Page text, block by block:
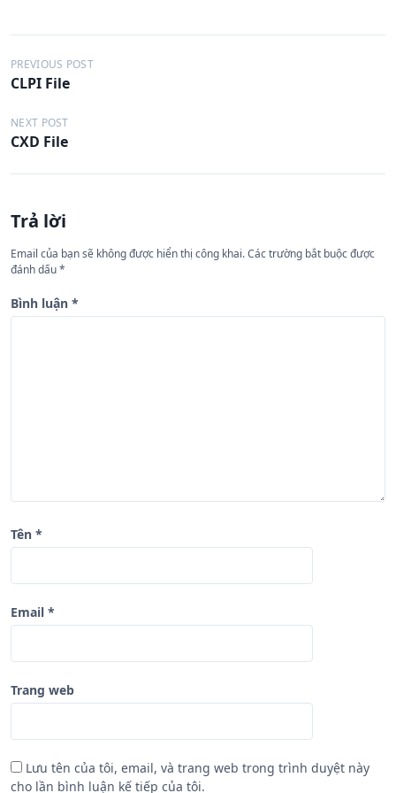
Đ
i
ề
u
h
ớ
n
g
b
PREVIOUS POST
CLPI File
NEXT POST
CXD File
Trả lời
Email của bạn sẽ không được hiển thị công khai.Các trường bắt buộc được
đánh dấu*
Bình luận *
Tên *
Email *
Trang web
Lưu tên của tôi, email, và trang web trong trình duyệt này
cho lần bình luận kế tiếp của tôi.